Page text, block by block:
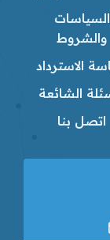
السياسات
والشروط
الاسترداد
الشائعة
اتصل بنا